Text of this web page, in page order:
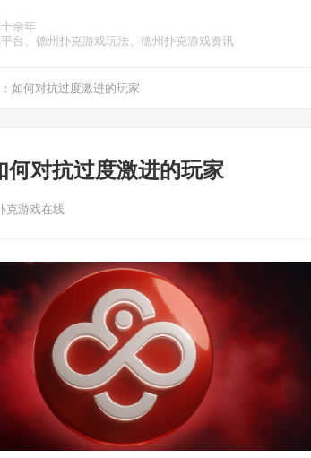
余年
台、德州扑克游戏玩法、德州扑克游戏资讯
如何对抗过度激进的玩家
对抗过度激进的玩家
克游戏在线